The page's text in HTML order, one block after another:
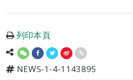
列印本頁
NEWS-1-4-1143895